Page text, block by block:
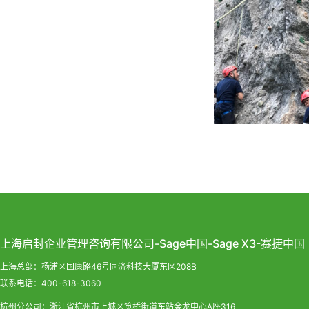
上海启封企业管理咨询有限公司-Sage中国-Sage X3-赛捷中国
上海总部：杨浦区国康路46号同济科技大厦东区208B
联系电话：400-618-3060
杭州分公司：浙江省杭州市上城区笕桥街道东站金龙中心A座316